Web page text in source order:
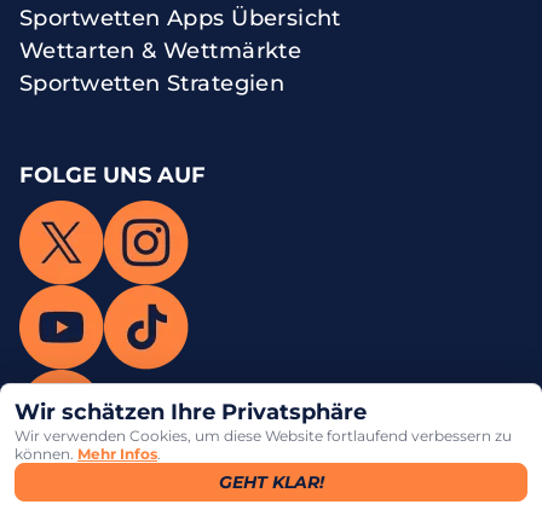
Sportwetten Apps Übersicht
Wettarten & Wettmärkte
Sportwetten Strategien
FOLGE UNS AUF
Wir schätzen Ihre Privatsphäre
Wir verwenden Cookies, um diese Website fortlaufend verbessern zu
können. Mehr Infos.
GEHT KLAR!